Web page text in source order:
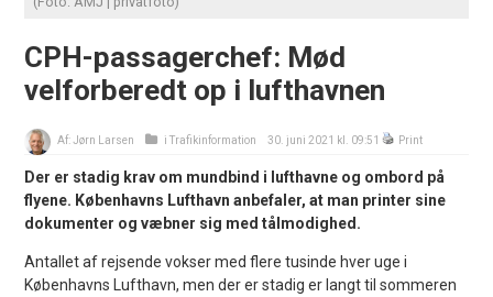
CPH-passagerchef: Mød
velforberedt op i lufthavnen
Af:Jørn Larsen iTrafikinformation 30. juni 2021 kl. 09:51 Print
Der er stadig krav om mundbind i lufthavne og ombord på
flyene. Københavns Lufthavn anbefaler, at man printer sine
dokumenter og væbner sig med tålmodighed.
Antallet af rejsende vokser med flere tusinde hver uge i
Københavns Lufthavn, men der er stadig er langt til sommeren